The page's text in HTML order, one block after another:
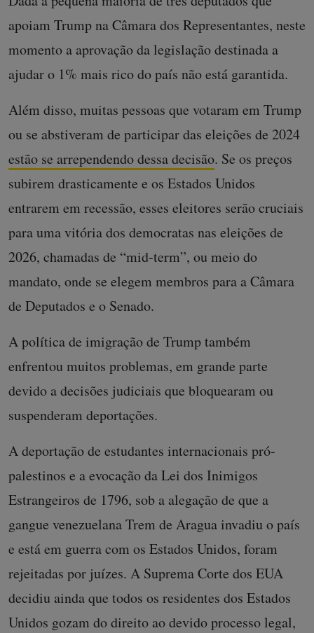
apoiam Trump na Câmara dos Representantes, neste
momento a aprovação da legislação destinada a
ajudar o 1% mais rico do país não está garantida.
Além disso, muitas pessoas que votaram em Trump
ou se abstiveram de participar das eleições de 2024
estão se arrependendo dessa decisão. Se os preços
subirem drasticamente e os Estados Unidos
entrarem em recessão, esses eleitores serão cruciais
para uma vitória dos democratas nas eleições de
2026, chamadas de “mid-term”, ou meio do
mandato, onde se elegem membros para a Câmara
de Deputados e o Senado.
A política de imigração de Trump também
enfrentou muitos problemas, em grande parte
devido a decisões judiciais que bloquearam ou
suspenderam deportações.
A deportação de estudantes internacionais pró-
palestinos e a evocação da Lei dos Inimigos
Estrangeiros de 1796, sob a alegação de que a
gangue venezuelana Trem de Aragua invadiu o país
e está em guerra com os Estados Unidos, foram
rejeitadas por juízes. A Suprema Corte dos EUA
decidiu ainda que todos os residentes dos Estados
Unidos gozam do direito ao devido processo legal,